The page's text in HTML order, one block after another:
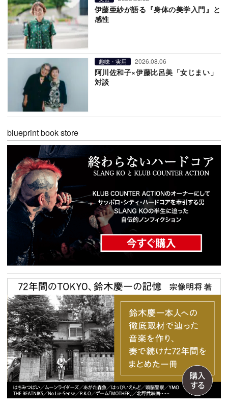
伊藤亜紗が語る『身体の美学入門』と
感性
趣味・実用 2026.08.06
阿川佐和子×伊藤比呂美「女じまい」
対談
blueprint book store